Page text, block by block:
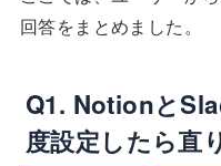
回答をまとめました。
Q1. Notionと
度設定したら直